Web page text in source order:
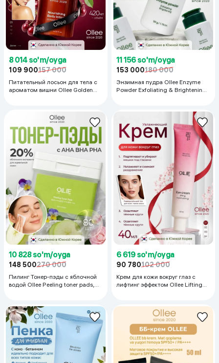
8 014 so'm/oyga
109 900157 000
Питательный лосьон для тела с
ароматом вишни Ollee Golden
11 156 so'm/oyga
153 000180 000
Энзимная пудра Ollee Enzyme
Powder Exfoliating & Brightening,
10 828 so'm/oyga
148 500270 000
Пилинг Тонер-пэды с яблочной
водой Ollee Peeling toner pads,
6 619 so'm/oyga
90 780102 000
Крем для кожи вокруг глаз с
лифтинг эффектом Ollee Lifting